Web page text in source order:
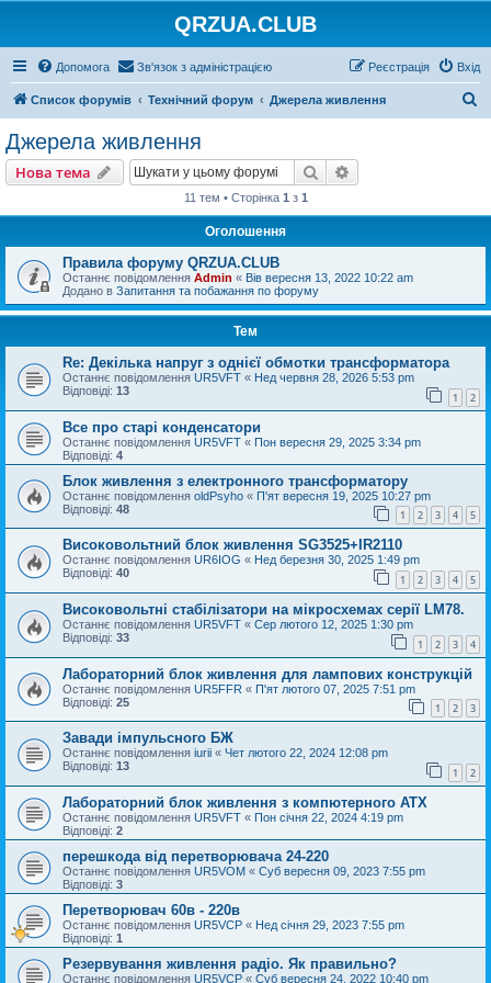
QRZUA.CLUB
Допомога Зв'язок з адміністрацією Вхід
Реєстрація
Список форумів Технічний форум Джерела живлення
Джерела живлення
Нова тема Пошук
11 тем • Сторінка 1 з 1
Оголошення
Правила форуму QRZUA.CLUB
Останнє повідомлення Admin « Вів вересня 13, 2022 10:22 am
Додано в Запитання та побажання по форуму
Тем
Re: Декілька напруг з однієї обмотки трансформатора
Останнє повідомлення UR5VFT « Нед червня 28, 2026 5:53 pm
Відповіді: 13 1 2
Все про старі конденсатори
Останнє повідомлення UR5VFT « Пон вересня 29, 2025 3:34 pm
Відповіді: 4
Блок живлення з електронного трансформатору
Останнє повідомлення oldPsyho « П'ят вересня 19, 2025 10:27 pm
Відповіді: 48 1 2 3 4 5
Високовольтний блок живлення SG3525+IR2110
Останнє повідомлення UR6IOG « Нед березня 30, 2025 1:49 pm
Відповіді: 40 1 2 3 4 5
Високовольтні стабілізатори на мікросхемах серії LM78.
Останнє повідомлення UR5VFT « Сер лютого 12, 2025 1:30 pm
Відповіді: 33 1 2 3 4
Лабораторний блок живлення для лампових конструкцій
Останнє повідомлення UR5FFR « П'ят лютого 07, 2025 7:51 pm
Відповіді: 25 1 2 3
Завади імпульсного БЖ
Останнє повідомлення iurii « Чет лютого 22, 2024 12:08 pm
Відповіді: 13 1 2
Лабораторний блок живлення з компютерного АТХ
Останнє повідомлення UR5VFT « Пон січня 22, 2024 4:19 pm
Відповіді: 2
перешкода від перетворювача 24-220
Останнє повідомлення UR5VOM « Суб вересня 09, 2023 7:55 pm
Відповіді: 3
Перетворювач 60в - 220в
Останнє повідомлення UR5VCP « Нед січня 29, 2023 7:55 pm
Відповіді: 1
Резервування живлення радіо. Як правильно?
Останнє повідомлення UR5VCP « Суб вересня 24, 2022 10:40 pm